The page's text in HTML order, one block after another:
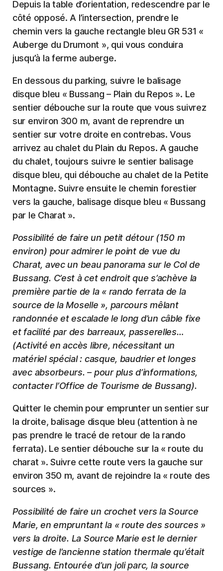
Depuis la table d’orientation, redescendre par le
côté opposé. A l’intersection, prendre le
chemin vers la gauche rectangle bleu GR 531 «
Auberge du Drumont », qui vous conduira
jusqu’à la ferme auberge.
En dessous du parking, suivre le balisage
disque bleu « Bussang – Plain du Repos ». Le
sentier débouche sur la route que vous suivrez
sur environ 300 m, avant de reprendre un
sentier sur votre droite en contrebas. Vous
arrivez au chalet du Plain du Repos. A gauche
du chalet, toujours suivre le sentier balisage
disque bleu, qui débouche au chalet de la Petite
Montagne. Suivre ensuite le chemin forestier
vers la gauche, balisage disque bleu « Bussang
par le Charat ».
Possibilité de faire un petit détour (150 m
environ) pour admirer le point de vue du
Charat, avec un beau panorama sur le Col de
Bussang. C’est à cet endroit que s’achève la
première partie de la « rando ferrata de la
source de la Moselle », parcours mêlant
randonnée et escalade le long d’un câble fixe
et facilité par des barreaux, passerelles…
(Activité en accès libre, nécessitant un
matériel spécial : casque, baudrier et longes
avec absorbeurs. – pour plus d’informations,
contacter l’Office de Tourisme de Bussang).
Quitter le chemin pour emprunter un sentier sur
la droite, balisage disque bleu (attention à ne
pas prendre le tracé de retour de la rando
ferrata). Le sentier débouche sur la « route du
charat ». Suivre cette route vers la gauche sur
environ 350 m, avant de rejoindre la « route des
sources ».
Possibilité de faire un crochet vers la Source
Marie, en empruntant la « route des sources »
vers la droite. La Source Marie est le dernier
vestige de l’ancienne station thermale qu’était
Bussang. Entourée d’un joli parc, la source